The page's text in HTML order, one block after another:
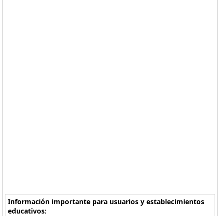
Información importante para usuarios y establecimientos
educativos: